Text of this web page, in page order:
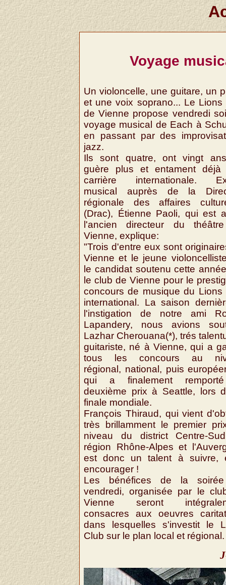
Voyage
Un violoncelle, une guitare, un
et une voix soprano... Le Lions
de Vienne propose vendredi
voyage musical de Each à
en passant par des
jazz.
Ils sont quatre, ont vingt
guère plus et entament déjà
carrière internationale.
musical auprès de la
régionale des affaires
(Drac), Étienne Paoli, qui est
l'ancien directeur du
Vienne, explique:
"Trois d'entre eux sont
Vienne et le jeune
le candidat soutenu cette
le club de Vienne pour le
concours de musique du Lions
international. La saison
l'instigation de notre ami
Lapandery, nous avions
Lazhar Cherouana(*), trés
guitariste, né à Vienne, qui a
tous les concours au
régional, national, puis
qui a finalement
deuxième prix à Seattle, lors
finale mondiale.
François Thiraud, qui vient
très brillamment le premier
niveau du district Centre-
région Rhône-Alpes et
est donc un talent à suivre,
encourager !
Les bénéfices de la
vendredi, organisée par le
Vienne seront
consacres aux oeuvres
dans lesquelles s'investit le
Club sur le plan local et régional.